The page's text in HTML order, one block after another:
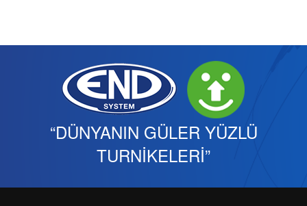
“DÜNYANIN GÜLER YÜZLÜ
TURNİKELERİ”